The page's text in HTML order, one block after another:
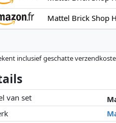
inclusief geschatte
invoed op. Alleen bij gelijke
van set